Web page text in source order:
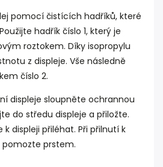
pomocí čistících hadříků, které
hadřík číslo 1, který je
roztokem. Díky isopropylu
z displeje. Vše následně
číslo 2.
displeje sloupněte ochrannou
do středu displeje a přiložte.
displeji přiléhat. Při přilnutí k
pomozte prstem.